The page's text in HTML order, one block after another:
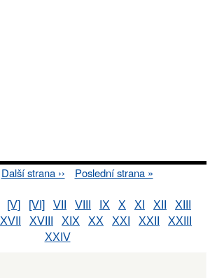
Next
Další strana ››
Last
Poslední strana »
[V] [VI] VII VIII IX X XI XII
XIII
XVII XVIII XIX XX XXI XXII
XXIII
XXIV